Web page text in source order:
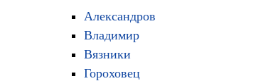
Александров
Владимир
Вязники
Гороховец